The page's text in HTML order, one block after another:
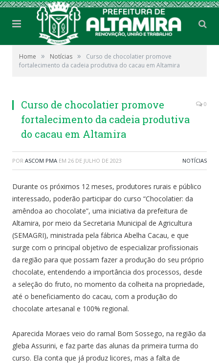
Home » Notícias »
Curso de chocolatier promove
fortalecimento da cadeia produtiva do cacau em Altamira
Curso de chocolatier promove
fortalecimento da cadeia produtiva
do cacau em Altamira
0
POR ASCOM PMA EM 26 DE JULHO DE 2023 NOTÍCIAS
Durante os próximos 12 meses, produtores rurais e público
interessado, poderão participar do curso “Chocolatier: da
amêndoa ao chocolate”, uma iniciativa da prefeitura de
Altamira, por meio da Secretaria Municipal de Agricultura
(SEMAGRI), ministrada pela fábrica Abelha Cacau, e que
surge com o principal objetivo de especializar profissionais
da região para que possam fazer a produção do seu próprio
chocolate, entendendo a importância dos processos, desde
a seleção do fruto, no momento da colheita na propriedade,
até o beneficiamento do cacau, com a produção do
chocolate artesanal e 100% regional.
Aparecida Moraes veio do ramal Bom Sossego, na região da
gleba Assurini, e faz parte das alunas da primeira turma do
curso. Ela conta que já produz licores, mas a falta de